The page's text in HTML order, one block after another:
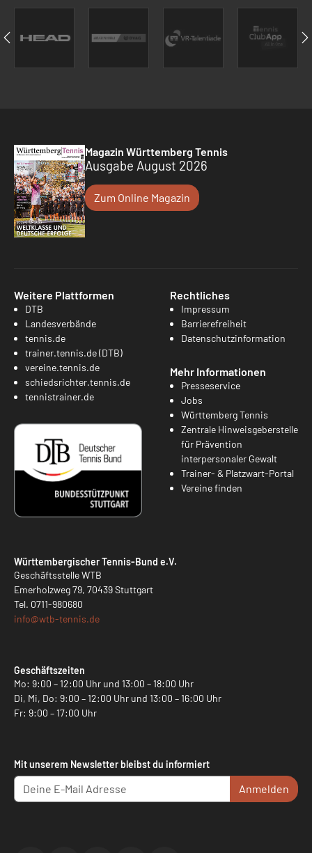
Magazin Württemberg Tennis
Ausgabe August 2026
Zum Online Magazin
Weitere Plattformen
DTB
Landesverbände
tennis.de
trainer.tennis.de (DTB)
vereine.tennis.de
schiedsrichter.tennis.de
tennistrainer.de
Rechtliches
Impressum
Barrierefreiheit
Datenschutzinformation
Mehr Informationen
Presseservice
Jobs
Württemberg Tennis
Zentrale Hinweisgeberstelle
für Prävention
interpersonaler Gewalt
Trainer- & Platzwart-Portal
Vereine finden
Württembergischer Tennis-Bund e.V.
Geschäftsstelle WTB
Emerholzweg 79, 70439 Stuttgart
Tel. 0711-980680
info@wtb-tennis.de
Geschäftszeiten
Mo: 9:00 – 12:00 Uhr und 13:00 – 18:00 Uhr
Di, Mi, Do: 9:00 – 12:00 Uhr und 13:00 – 16:00 Uhr
Fr: 9:00 – 17:00 Uhr
Mit unserem Newsletter bleibst du informiert
Anmelden